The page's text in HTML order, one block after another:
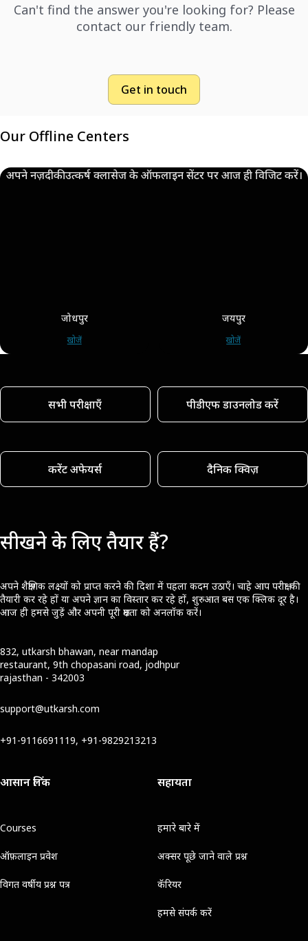
Can't find the answer you're looking for? Please
contact our friendly team.
Get in touch
Our Offline Centers
अपने नज़दीकी उत्कर्ष क्लासेज के ऑफलाइन सेंटर पर आज ही विजिट करें।
जोधपुर
खोजें
जयपुर
खोजें
सभी परीक्षाएँ पीडीएफ डाउनलोड करें
करेंट अफेयर्स दैनिक क्विज़
सीखने के लिए तैयार हैं?
अपने शैक्षणिक लक्ष्यों को प्राप्त करने की दिशा में पहला कदम उठाएँ। चाहे आप परीक्षा की
तैयारी कर रहे हों या अपने ज्ञान का विस्तार कर रहे हों, शुरुआत बस एक क्लिक दूर है।
आज ही हमसे जुड़ें और अपनी पूरी क्षमता को अनलॉक करें।
832, utkarsh bhawan, near mandap
restaurant, 9th chopasani road, jodhpur
rajasthan - 342003
support@utkarsh.com
+91-9116691119, +91-9829213213
आसान लिंक
Courses
ऑफ़लाइन प्रवेश
विगत वर्षीय प्रश्न पत्र
सहायता
हमारे बारे में
अक्सर पूछे जाने वाले प्रश्न
कॅरियर
हमसे संपर्क करें